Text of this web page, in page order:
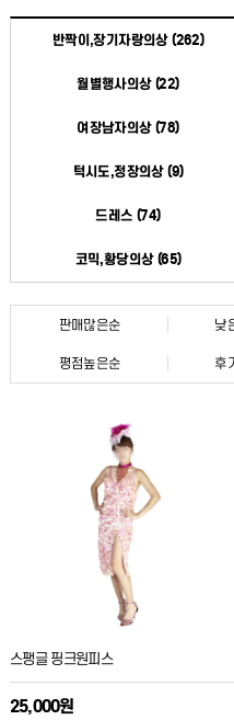
반짝이,장기자랑의상 (262)
월별행사의상 (22)
여장남자의상 (78)
턱시도,정장의상 (9)
드레스 (74)
코믹,황당의상 (65)
판매많은순 낮
평점높은순 후
스팽글 핑크원피스
25,000원